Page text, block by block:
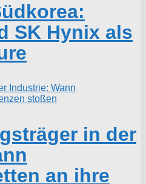
SK Hynix als
in der
an ihre